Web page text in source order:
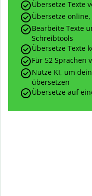
Übersetze Texte
Übersetze
Bearbeite Texte
Schreibtools
Übersetze Texte
Für 52 Sprachen
Nutze KI, um
übersetzen
Übersetze auf